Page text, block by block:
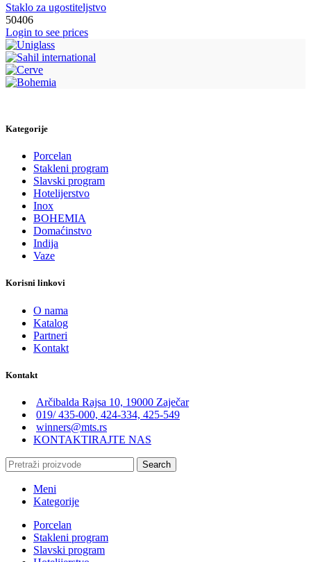
Staklo za ugostiteljstvo
50406
Login to see prices
Kategorije
Porcelan
Stakleni program
Slavski program
Hotelijerstvo
Inox
BOHEMIA
Domaćinstvo
Indija
Vaze
Korisni linkovi
O nama
Katalog
Partneri
Kontakt
Kontakt
Arčibalda Rajsa 10, 19000 Zaječar
019/ 435-000, 424-334, 425-549
winners@mts.rs
KONTAKTIRAJTE NAS
Search
Meni
Kategorije
Porcelan
Stakleni program
Slavski program